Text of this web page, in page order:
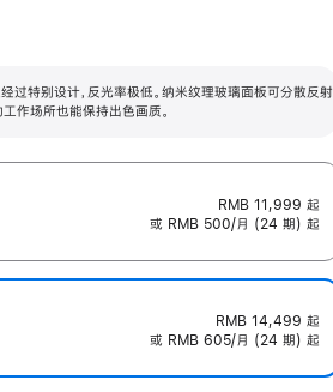
过特别设计，反光率极低。纳米纹理玻璃面板可分散反射
作场所也能保持出色画质。
RMB 11,999 起
或 RMB 500/月 (24 期) 起
RMB 14,499 起
或 RMB 605/月 (24 期) 起